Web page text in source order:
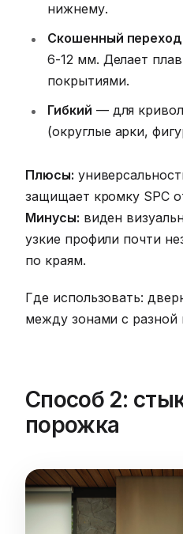
нижнему.
Скошенный
6-12 мм. Делает
покрытиями.
Гибкий — для
(округлые арки,
Плюсы:
защищает кромку SPC
Минусы: виден
узкие профили почти
по краям.
Где использовать:
между зонами с разной
Способ 2:
порожка